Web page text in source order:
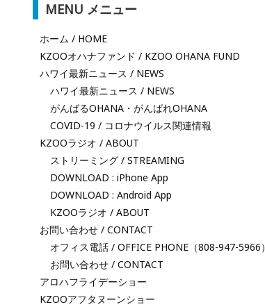
MENU メニュー
ホーム / HOME
KZOOオハナファンド / KZOO OHANA FUND
ハワイ最新ニュース / NEWS
ハワイ最新ニュース / NEWS
がんばるOHANA・がんばれOHANA
COVID-19 / コロナウイルス関連情報
KZOOラジオ / ABOUT
ストリーミング / STREAMING
DOWNLOAD : iPhone App
DOWNLOAD : Android App
KZOOラジオ / ABOUT
お問い合わせ / CONTACT
オフィス電話 / OFFICE PHONE（808-947-5966）
お問い合わせ / CONTACT
アロハフライデーショー
KZOOアフタヌーンショー